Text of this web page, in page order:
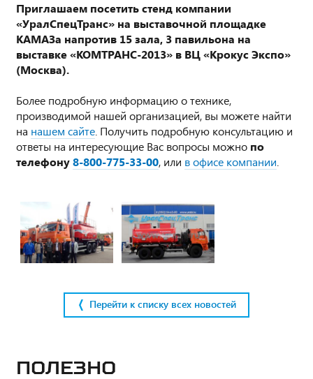
Приглашаем посетить стенд компании
«УралСпецТранс» на выставочной площадке
КАМАЗа напротив 15 зала, 3 павильона на
выставке «КОМТРАНС-2013» в ВЦ «Крокус Экспо»
(Москва).
Более подробную информацию о технике,
производимой нашей организацией, вы можете найти
на нашем сайте . Получить подробную консультацию и
ответы на интересующие Вас вопросы можно по
телефону8-800-775-33-00, или в офисе компании
Перейти к списку всех новостей
Полезно